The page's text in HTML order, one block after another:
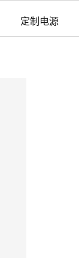
定制电源